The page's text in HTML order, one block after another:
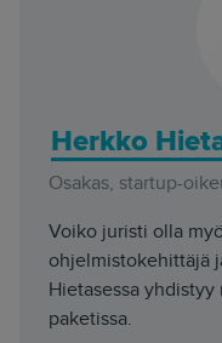
Herkko
Osakas, startup-
Voiko juristi olla
ohjelmistokehittäjä
Hietasessa
paketissa.